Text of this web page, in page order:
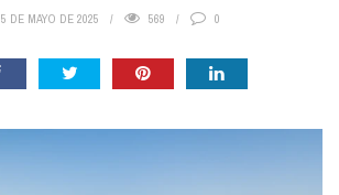
5 DE MAYO DE 2025 569 0